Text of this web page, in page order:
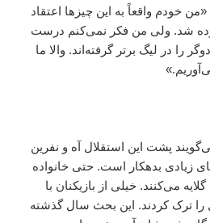
خودم واقعاً به این چیزها اعتقاد
شد. ولی من فکر نمی‌کنم درست
را در لیگ برتر گرفته‌اند. والا ما
پشت این استقلال آه و نفرین
زیادی بدهکار است. حتی خانواده
می‌کنند. خیلی از بازیکنان با
را ترک کردند. این بحث سال گذشته